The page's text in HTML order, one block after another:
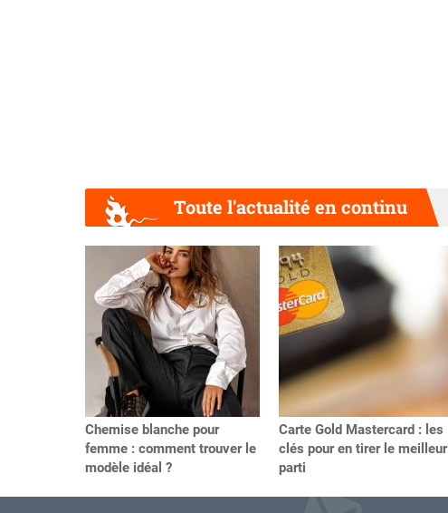
Toute l'actualité en continu
Chemise blanche pour
femme : comment trouver le
modèle idéal ?
Carte Gold Mastercard : les
clés pour en tirer le meilleur
parti
Précédent